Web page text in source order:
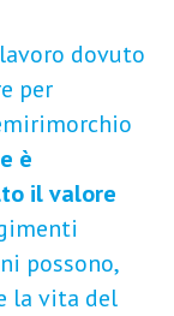
dovuto
per
è
il valore
possono,
la vita del